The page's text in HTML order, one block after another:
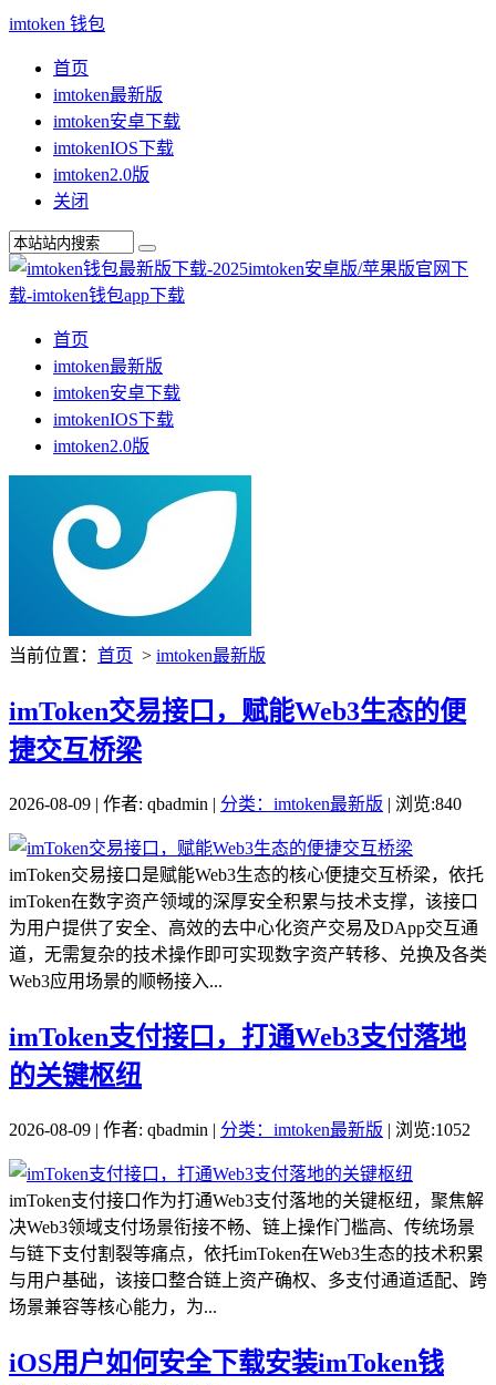
imtoken 钱包
首页
imtoken最新版
imtoken安卓下载
imtokenIOS下载
imtoken2.0版
关闭
首页
imtoken最新版
imtoken安卓下载
imtokenIOS下载
imtoken2.0版
当前位置： 首页 > imtoken最新版
imToken交易接口，赋能Web3生态的便
捷交互桥梁
2026-08-09 | 作者: qbadmin | 分类：imtoken最新版 | 浏览:840
imToken交易接口是赋能Web3生态的核心便捷交互桥梁，依托
imToken在数字资产领域的深厚安全积累与技术支撑，该接口
为用户提供了安全、高效的去中心化资产交易及DApp交互通
道，无需复杂的技术操作即可实现数字资产转移、兑换及各类
Web3应用场景的顺畅接入...
imToken支付接口，打通Web3支付落地
的关键枢纽
2026-08-09 | 作者: qbadmin | 分类：imtoken最新版 | 浏览:1052
imToken支付接口作为打通Web3支付落地的关键枢纽，聚焦解
决Web3领域支付场景衔接不畅、链上操作门槛高、传统场景
与链下支付割裂等痛点，依托imToken在Web3生态的技术积累
与用户基础，该接口整合链上资产确权、多支付通道适配、跨
场景兼容等核心能力，为...
iOS用户如何安全下载安装imToken钱